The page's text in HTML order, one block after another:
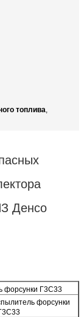
топлива,
Денсо
форсунки Г3С33
форсунки